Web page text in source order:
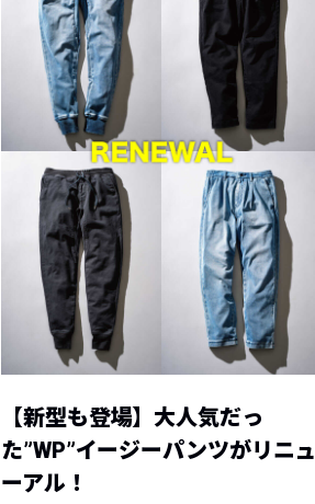
【新型も登場】大人気だっ
た”WP”イージーパンツがリニュ
ーアル！